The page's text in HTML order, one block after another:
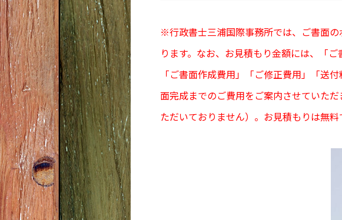
※行政書士三浦国際事務所では、ご書面
ります。なお、お見積もり金額には、「
「ご書面作成費用」「ご修正費用」「送
面完成までのご費用をご案内させていた
ただいておりません）。お見積もりは無